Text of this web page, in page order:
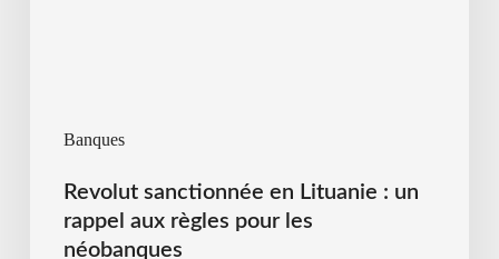
Banques
Revolut sanctionnée en Lituanie : un
rappel aux règles pour les
néobanques